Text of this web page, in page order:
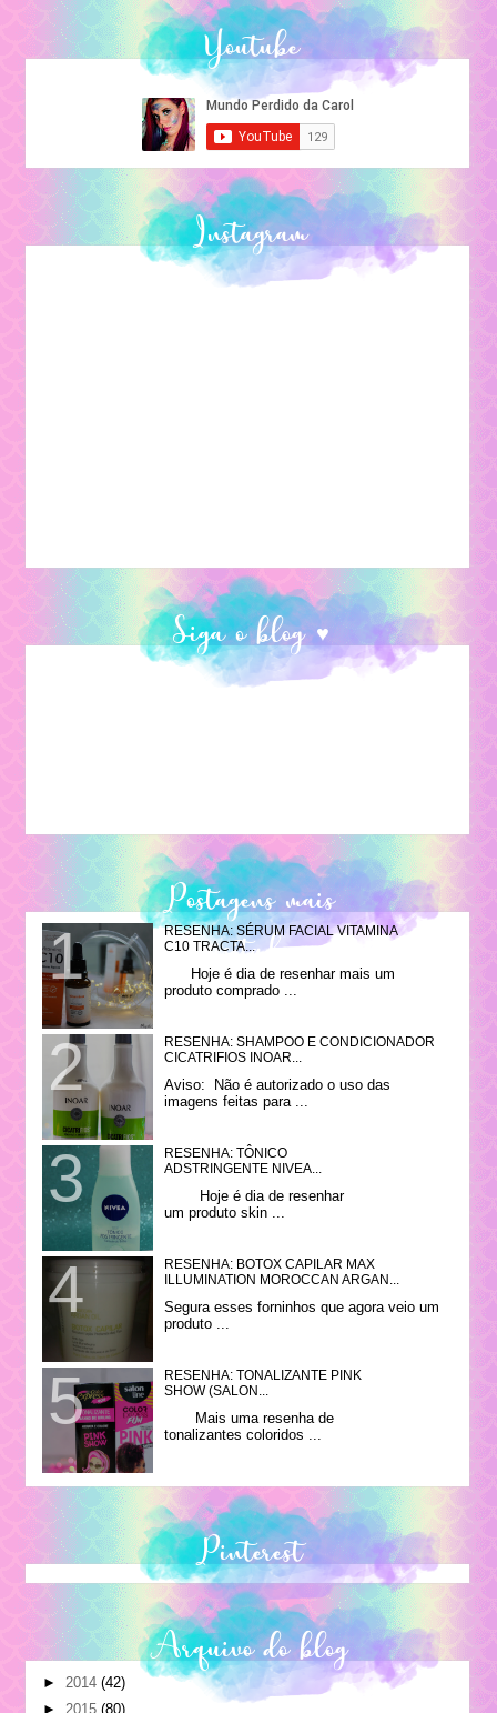
Youtube
Instagram
Siga o blog ♥
Postagens mais
visitadas
RESENHA: SÉRUM FACIAL VITAMINA
C10 TRACTA...
Hoje é dia de resenhar mais um
produto comprado ...
RESENHA: SHAMPOO E CONDICIONADOR
CICATRIFIOS INOAR...
Aviso: Não é autorizado o uso das
imagens feitas para ...
RESENHA: TÔNICO
ADSTRINGENTE NIVEA...
Hoje é dia de resenhar
um produto skin ...
RESENHA: BOTOX CAPILAR MAX
ILLUMINATION MOROCCAN ARGAN...
Segura esses forninhos que agora veio um
produto ...
RESENHA: TONALIZANTE PINK
SHOW (SALON...
Mais uma resenha de
tonalizantes coloridos ...
Pinterest
Arquivo do blog
► 2014 (42)
► 2015 (80)